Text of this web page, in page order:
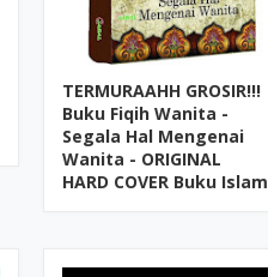
TERMURAAHH GROSIR!!!
Buku Fiqih Wanita -
Segala Hal Mengenai
Wanita - ORIGINAL
HARD COVER Buku Islam